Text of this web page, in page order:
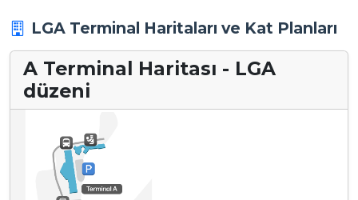
LGA Terminal Haritaları ve Kat Planları
A Terminal Haritası - LGA
düzeni